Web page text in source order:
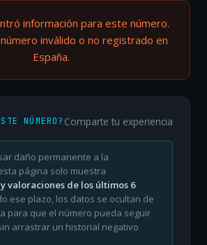
información para este número.
inválido o no registrado en
España.
NÚMERO? Comparte tu experiencia
daño permanente a la
página solo muestra
valoraciones de los últimos 6
ese plazo, los datos se ocultan de
para que el número pueda seguir
arrastrar un historial negativo